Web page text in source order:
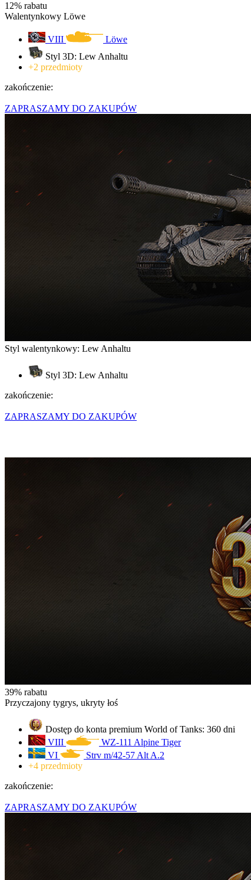
12% rabatu
Walentynkowy Löwe
VIII
Löwe
Styl 3D: Lew Anhaltu
+2 przedmioty
zakończenie:
ZAPRASZAMY DO ZAKUPÓW
Styl walentynkowy: Lew Anhaltu
Styl 3D: Lew Anhaltu
zakończenie:
ZAPRASZAMY DO ZAKUPÓW
39% rabatu
Przyczajony tygrys, ukryty łoś
Dostęp do konta premium World of Tanks: 360 dni
VIII
WZ-111 Alpine Tiger
VI
Strv m/42-57 Alt A.2
+4 przedmioty
zakończenie:
ZAPRASZAMY DO ZAKUPÓW